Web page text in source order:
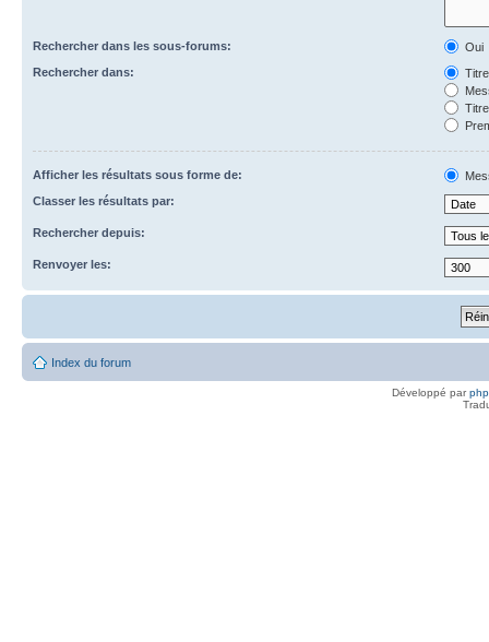
Rechercher dans les sous-forums:
Oui
Rechercher dans:
Afficher les résultats sous forme de:
Classer les résultats par:
Rechercher depuis:
Renvoyer les:
Index du forum
Développé par